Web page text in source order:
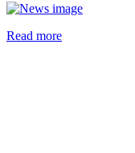
Read more